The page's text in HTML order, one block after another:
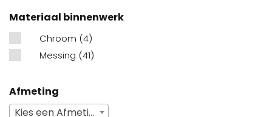
Materiaal binnenwerk
Chroom (4)
Messing (41)
Afmeting
Kies een Afmeting